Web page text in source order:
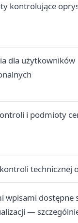
kontrolujące
dla użytkowników
i podmioty
technicznej
wpisami
—